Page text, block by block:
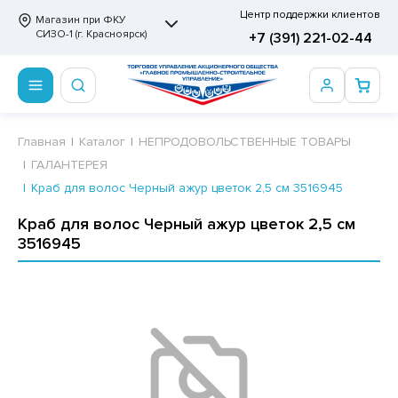
Магазин при ФКУ
СИЗО-1 (г. Красноярск)
Центр поддержки клиентов
+7 (391) 221-02-44
ПРОДОВОЛЬСТВЕННЫЕ ТОВАРЫ
ЗАМОРОЖЕННЫЕ ИЗДЕЛИЯ
ИЗДЕЛИЯ
ВАФЕЛЬНЫЕ ТОРТЫ
ПАСТИЛА, МАРМЕЛАД
НЕПРОДОВОЛЬСТВЕННЫЕ ТОВАРЫ
ПРИНАДЛЕЖНОСТИ
ПРИНАДЛЕЖНОСТИ
ТУАЛЕТНАЯ
Сертификаты
Главная Каталог
НЕПРОДОВОЛЬСТВЕННЫЕ ТОВАРЫ
ГАЛАНТЕРЕЯ
Краб для волос Черный ажур цветок 2,5 см 3516945
Краб для волос Черный ажур цветок 2,5 см
3516945